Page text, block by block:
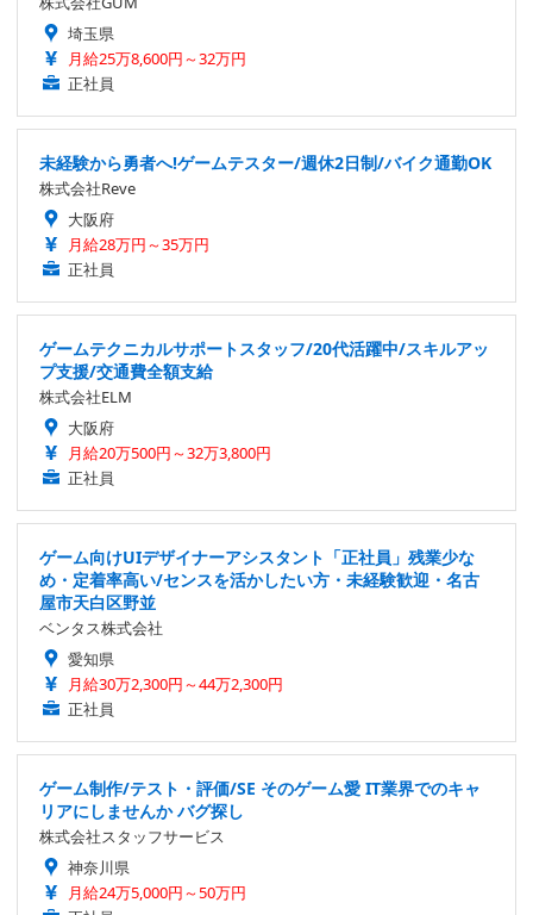
埼玉県
月給25万8,600円～32万円
正社員
未経験から勇者へ!ゲームテスター/週休2日制/バイク通勤OK
株式会社Reve
大阪府
月給28万円～35万円
正社員
ゲームテクニカルサポートスタッフ/20代活躍中/スキルアッ
プ支援/交通費全額支給
株式会社ELM
大阪府
月給20万500円～32万3,800円
正社員
ゲーム向けUIデザイナーアシスタント「正社員」残業少な
め・定着率高い/センスを活かしたい方・未経験歓迎・名古
屋市天白区野並
ベンタス株式会社
愛知県
月給30万2,300円～44万2,300円
正社員
ゲーム制作/テスト・評価/SE そのゲーム愛 IT業界でのキャ
リアにしませんか バグ探し
株式会社スタッフサービス
神奈川県
月給24万5,000円～50万円